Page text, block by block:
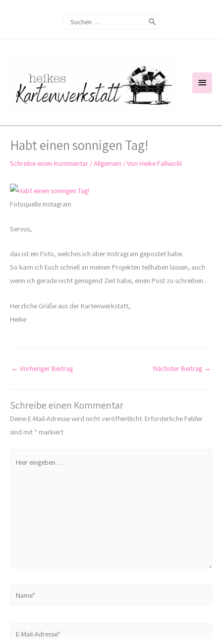
Search
Habt einen sonnigen Tag!
Schreibe einen Kommentar /Allgemein / Von Heike Fallwickl
Fotoquelle Instagram
Servus,
das ist ein Foto, welches ich über Instragram gepostet habe.
So kann ich Euch schnell an meinen Projekten teilhaben lassen, auch
wenn ich gerade nicht genügend Zeit habe, einen Post zu schreiben.
Herzliche Grüße aus der Kartenwerkstatt,
Heike
← Vorheriger Beitrag Nächster Beitrag →
Schreibe einen Kommentar
Deine E-Mail-Adresse wird nicht veröffentlicht. Erforderliche Felder
sind mit * markiert
eingeben…